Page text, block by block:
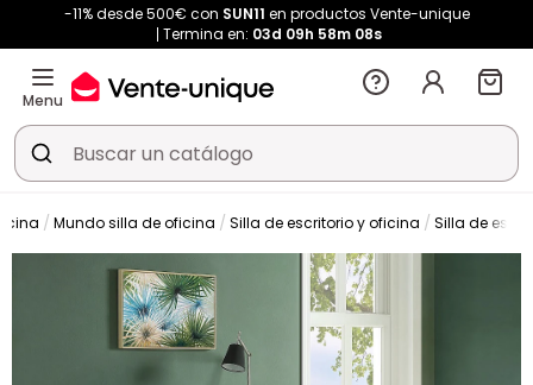
-11% desde 500€ con SUN11 en productos Vente-unique
Termina en: 03d 09h 58m 07s
Menu
Mundo silla de oficina Silla de escritorio y oficina Silla de